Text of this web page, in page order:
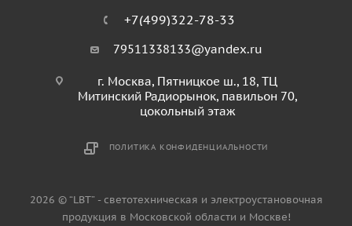
+7(499)322-78-33
79511338133@yandex.ru
г. Москва, Пятницкое ш., 18, ТЦ
Митинский Радиорынок, павильон 70,
цокольный этаж
ПОЛИТИКА КОНФИДЕНЦИАЛЬНОСТИ
2026 © “LBT” - светотехническая и электроустановочная
продукция в Московской области и Москве!